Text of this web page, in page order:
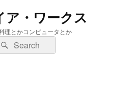
ア・ワークス
理とかコンピュータとか
検
:
検
索